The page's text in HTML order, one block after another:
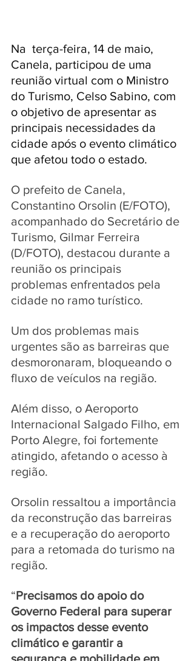
Na  terça-feira, 14 de maio,
Canela, participou de uma
reunião virtual com o Ministro
do Turismo, Celso Sabino, com
o objetivo de apresentar as
principais necessidades da
cidade após o evento climático
que afetou todo o estado.
O prefeito de Canela,
Constantino Orsolin (E/FOTO),
acompanhado do Secretário de
Turismo, Gilmar Ferreira
(D/FOTO), destacou durante a
reunião os principais
problemas enfrentados pela
cidade no ramo turístico.
Um dos problemas mais
urgentes são as barreiras que
desmoronaram, bloqueando o
fluxo de veículos na região.
Além disso, o Aeroporto
Internacional Salgado Filho, em
Porto Alegre, foi fortemente
atingido, afetando o acesso à
região.
Orsolin ressaltou a importância
da reconstrução das barreiras
e a recuperação do aeroporto
para a retomada do turismo na
região.
“Precisamos do apoio do
Governo Federal para superar
os impactos desse evento
climático e garantir a